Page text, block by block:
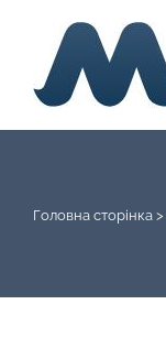
content
Головна сторінка >